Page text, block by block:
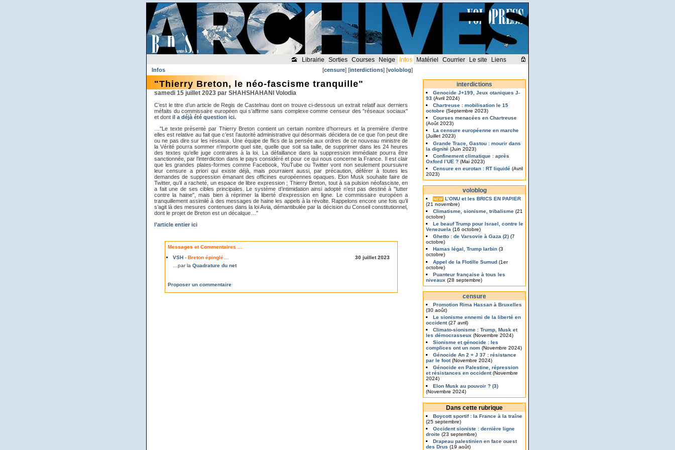
Librairie Sorties Courses Neige Infos Matériel Courrier Le site Liens
[censure] [interdictions] [voloblog]
Infos
"Thierry Breton, le néo-fascisme tranquille"
samedi 15 juillet 2023 par SHAHSHAHANI Volodia
C’est le titre d’un article de Regis de Castelnau dont on trouve ci-dessous un extrait relatif aux derniers
méfaits du commissaire européen qui s’affirme sans complexe comme censeur des "réseaux sociaux"
et dont il a déjà été question ici.
…"Le texte présenté par Thierry Breton contient un certain nombre d’horreurs et la première d’entre
elles est relative au fait que c’est l’autorité administrative qui désormais décidera de ce que l’on peut dire
ou ne pas dire sur les réseaux. Une équipe de flics de la pensée aux ordres de ce nouveau ministre de
la Vérité pourra sommer n’importe quel site, quelle que soit sa taille, de supprimer dans les 24 heures
des textes qu’elle juge contraires à la loi. La défaillance dans la suppression immédiate pourra être
sanctionnée, par l’interdiction dans le pays considéré et pour ce qui nous concerne la France. Il est clair
que les grandes plates-formes comme Facebook, YouTube ou Twitter vont non seulement poursuivre
leur censure a priori qui existe déjà, mais pourraient aussi, par précaution, déférer à toutes les
demandes de suppression émanant des officines européennes opaques. Elon Musk souhaite faire de
Twitter, qu’il a racheté, un espace de libre expression ; Thierry Breton, tout à sa pulsion néofasciste, en
a fait une de ses cibles principales. Le système d’intimidation ainsi adopté n’est pas destiné à "lutter
contre la haine", mais bien à réprimer la liberté d’expression en ligne. Le commissaire européen a
tranquillement assimilé à des messages de haine les appels à la révolte. Rappelons encore une fois qu’il
s’agit là des mesures contenues dans la loi Avia, démantibulée par la décision du Conseil constitutionnel,
dont le projet de Breton est un décalque…"
l’article entier ici
Messages et Commentaires ...
30 juillet 2023
VSH-Breton épinglé…
…par laQuadrature du net
Proposer un commentaire
interdictions
Genocide J+199, Jeux otaniques J-
93 (Avril 2024)
Chartreuse : mobilisation le 15
octobre (Septembre 2023)
Courses menacées en Chartreuse
(Août 2023)
La censure européenne en marche
(Juillet 2023)
Grande Trace, Gastou : mourir dans
la dignité (Juin 2023)
Confinement climatique : après
Oxford l’UE ? (Mai 2023)
Censure en eurotan : RT liquidé (Avril
2023)
voloblog
NEW L’ONU et les BRICS EN PAPIER
(21 novembre)
Climatisme, sionisme, tribalisme (21
octobre)
Le beauf Trump pour Israel, contre le
Venezuela (16 octobre)
Ghetto : de Varsovie à Gaza (2) (7
octobre)
Hamas légal, Trump larbin(3
octobre)
Appel de la Flotille Sumud (1er
octobre)
Puanteur française à tous les
niveaux (28 septembre)
censure
Promotion Rima Hassan à Bruxelles
(30 août)
Le sionisme ennemi de la liberté en
occident(27 avril)
Climato-sionisme : Trump, Musk et
les démocrasseux (Novembre 2024)
Sionisme et génocide : les
complices ont un nom (Novembre 2024)
Génocide An 2 + J 37 : résistance
par le foot(Novembre 2024)
Génocide en Palestine, répression
et résistances en occident(Novembre
2024)
Elon Musk au pouvoir ? (3)
(Novembre 2024)
Dans cette rubrique
Boycott sportif : la France à la traîne
(25 septembre)
Occident sioniste : dernière ligne
droite (23 septembre)
Drapeau palestinien en face ouest
des Drus (19 août)